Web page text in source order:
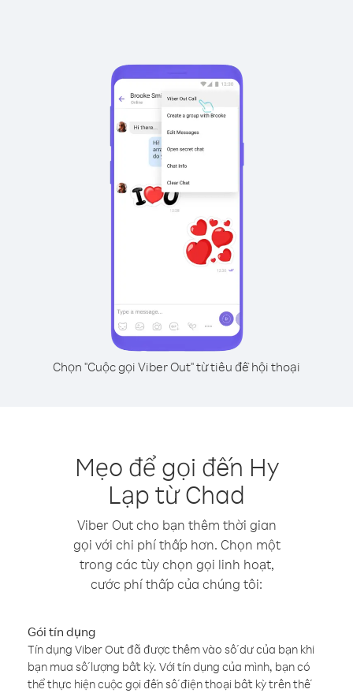
Chọn "Cuộc gọi Viber Out" từ tiêu đề hội thoại
Mẹo để gọi đến Hy
Lạp từ Chad
Viber Out cho bạn thêm thời gian
gọi với chi phí thấp hơn. Chọn một
trong các tùy chọn gọi linh hoạt,
cước phí thấp của chúng tôi:
Gói tín dụng
Tín dụng Viber Out đã được thêm vào số dư của bạn khi
bạn mua số lượng bất kỳ. Với tín dụng của mình, bạn có
thể thực hiện cuộc gọi đến số điện thoại bất kỳ trên thế